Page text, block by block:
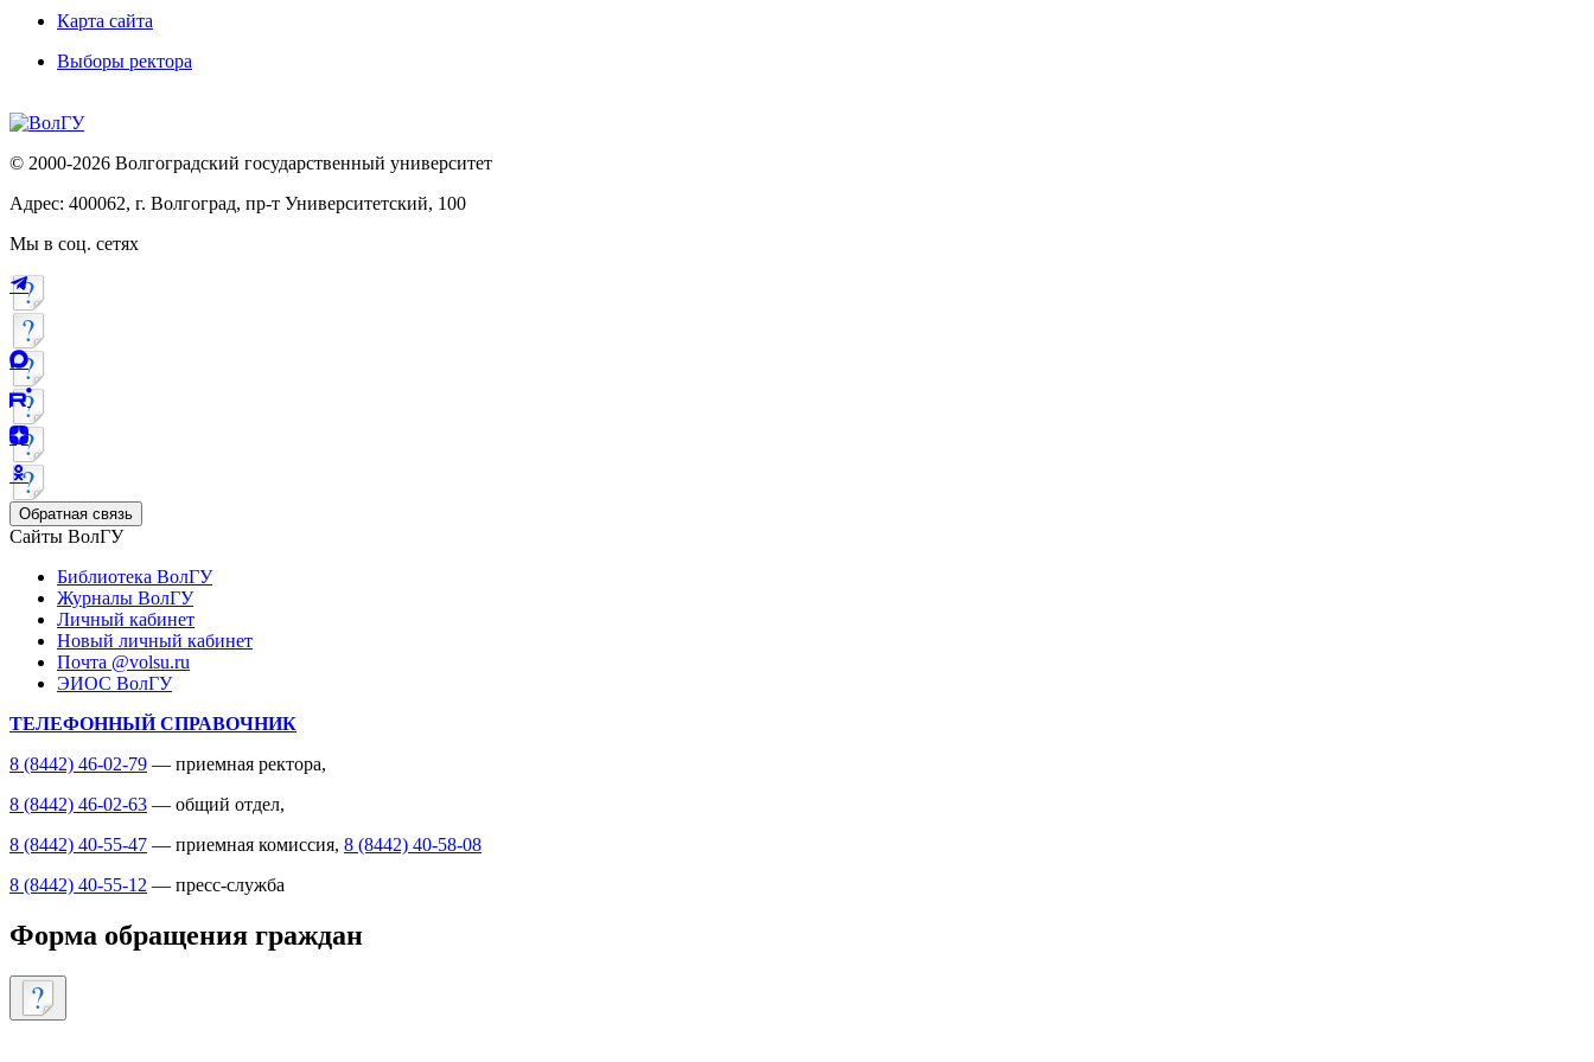
Карта сайта
Выборы ректора
© 2000-2026 Волгоградский государственный университет
Адрес: 400062, г. Волгоград, пр-т Университетский, 100
Мы в соц. сетях
Обратная связь
Сайты ВолГУ
Библиотека ВолГУ
Журналы ВолГУ
Личный кабинет
Новый личный кабинет
Почта @volsu.ru
ЭИОС ВолГУ
ТЕЛЕФОННЫЙ СПРАВОЧНИК
8 (8442) 46-02-79 — приемная ректора,
8 (8442) 46-02-63 — общий отдел,
8 (8442) 40-55-47 — приемная комиссия, 8 (8442) 40-58-08
8 (8442) 40-55-12 — пресс-служба
Форма обращения граждан